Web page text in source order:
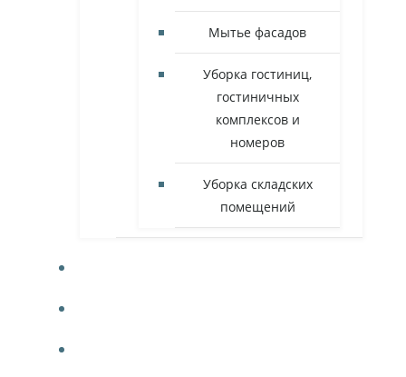
Мытье фасадов
Уборка гостиниц,
гостиничных
комплексов и
номеров
Уборка складских
помещений